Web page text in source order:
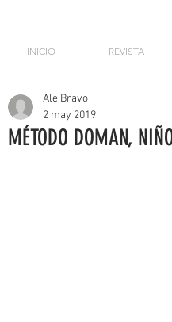
INICIO REVISTA
MÉTODO DOMAN,
Ale Bravo
2 may 2019